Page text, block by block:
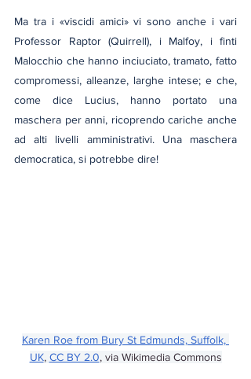
Ma tra i «viscidi amici» vi sono anche i vari
Professor Raptor (Quirrell), i Malfoy, i finti
Malocchio che hanno inciuciato, tramato, fatto
compromessi, alleanze, larghe intese; e che,
come dice Lucius, hanno portato una
maschera per anni, ricoprendo cariche anche
ad alti livelli amministrativi. Una maschera
democratica, si potrebbe dire!
Karen Roe from Bury St Edmunds, Suffolk,
UK, CC BY 2.0, via Wikimedia Commons